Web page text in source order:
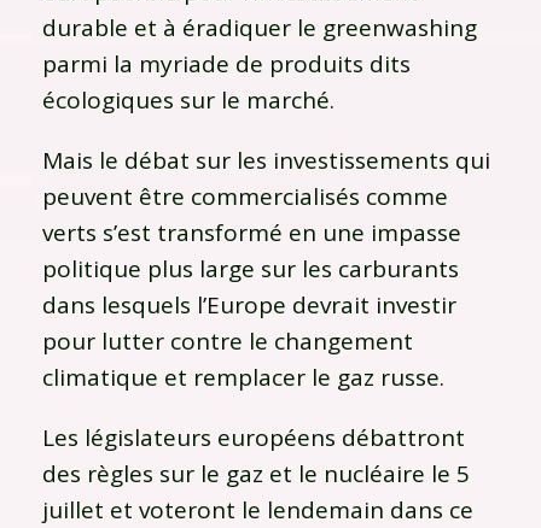
durable et à éradiquer le greenwashing
parmi la myriade de produits dits
écologiques sur le marché.
Mais le débat sur les investissements qui
peuvent être commercialisés comme
verts s’est transformé en une impasse
politique plus large sur les carburants
dans lesquels l’Europe devrait investir
pour lutter contre le changement
climatique et remplacer le gaz russe.
Les législateurs européens débattront
des règles sur le gaz et le nucléaire le 5
juillet et voteront le lendemain dans ce